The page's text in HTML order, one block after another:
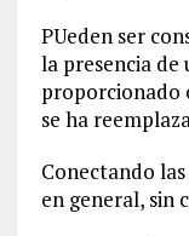
PUeden ser
la presencia de
proporcionado
se ha
Conectando
en general, sin